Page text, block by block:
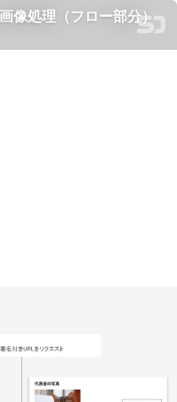
像処理（フロー部分）